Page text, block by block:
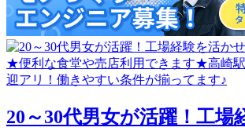
20～30代男女が活躍！工場